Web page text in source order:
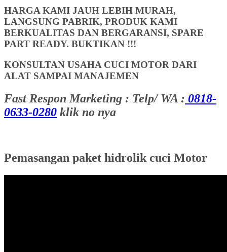
HARGA KAMI JAUH LEBIH MURAH,
LANGSUNG PABRIK, PRODUK KAMI
BERKUALITAS DAN BERGARANSI, SPARE
PART READY. BUKTIKAN !!!
KONSULTAN USAHA CUCI MOTOR DARI
ALAT SAMPAI MANAJEMEN
Fast Respon Marketing : Telp/ WA : 0818-
0633-0280 klik no nya
Pemasangan paket hidrolik cuci Motor